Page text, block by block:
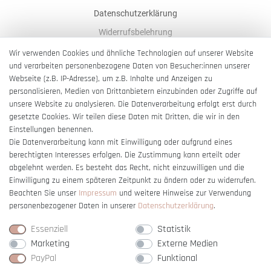
Datenschutzerklärung
Widerrufsbelehrung
AGB
Impressum
Barrierefreiheitserklärung
Vertrag widerrufen
Wir verwenden Cookies und ähnliche Technologien auf unserer Website
und verarbeiten personenbezogene Daten von Besucher:innen unserer
Webseite (z.B. IP-Adresse), um z.B. Inhalte und Anzeigen zu
personalisieren, Medien von Drittanbietern einzubinden oder Zugriffe auf
unsere Website zu analysieren. Die Datenverarbeitung erfolgt erst durch
gesetzte Cookies. Wir teilen diese Daten mit Dritten, die wir in den
Einstellungen benennen.
Die Datenverarbeitung kann mit Einwilligung oder aufgrund eines
berechtigten Interesses erfolgen. Die Zustimmung kann erteilt oder
abgelehnt werden. Es besteht das Recht, nicht einzuwilligen und die
Einwilligung zu einem späteren Zeitpunkt zu ändern oder zu widerrufen.
Beachten Sie unser Impressum und weitere Hinweise zur Verwendung
personenbezogener Daten in unserer Daten­schutz­erklärung.
Essenziell
Statistik
Marketing
Externe Medien
PayPal
Funktional